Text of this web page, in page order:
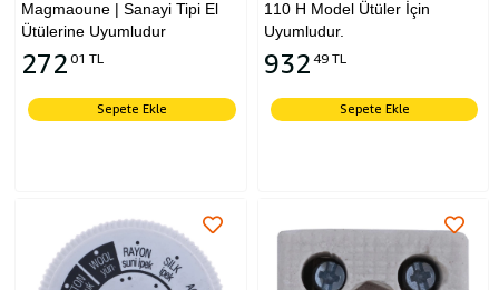
Magmaoune | Sanayi Tipi El
Ütülerine Uyumludur
272 01 TL
Sepete Ekle
110 H Model Ütüler İçin
Uyumludur.
932 49 TL
Sepete Ekle